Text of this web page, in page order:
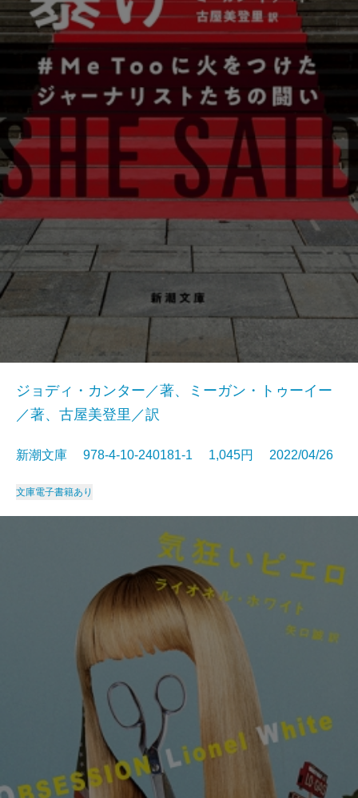
ジョディ・カンター／著、ミーガン・トゥーイー
／著、古屋美登里／訳
新潮文庫 978-4-10-240181-1 1,045円 2022/04/26
文庫電子書籍あり